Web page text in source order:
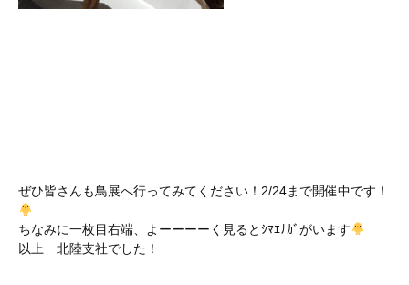
ぜひ皆さんも鳥展へ行ってみてください！2/24まで開催中です！
ちなみに一枚目右端、よーーーーく見るとｼﾏｴﾅｶﾞがいます
以上 北陸支社でした！